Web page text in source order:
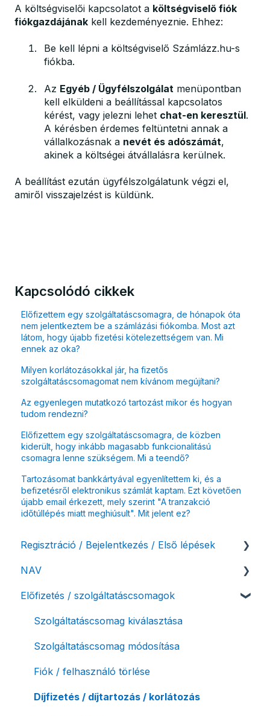
A költségviselői kapcsolatot a költségviselő fiók
fiókgazdájának kell kezdeményeznie. Ehhez:
Be kell lépni a költségviselő Számlázz.hu-s
fiókba.
Az Egyéb / Ügyfélszolgálat menüpontban
kell elküldeni a beállítással kapcsolatos
kérést, vagy jelezni lehet chat-en keresztül.
A kérésben érdemes feltüntetni annak a
vállalkozásnak a nevét és adószámát,
akinek a költségei átvállalásra kerülnek.
A beállítást ezután ügyfélszolgálatunk végzi el,
amiről visszajelzést is küldünk.
Kapcsolódó cikkek
Előfizettem egy szolgáltatáscsomagra, de hónapok óta
nem jelentkeztem be a számlázási fiókomba. Most azt
látom, hogy újabb fizetési kötelezettségem van. Mi
ennek az oka?
Milyen korlátozásokkal jár, ha fizetős
szolgáltatáscsomagomat nem kívánom megújítani?
Az egyenlegen mutatkozó tartozást mikor és hogyan
tudom rendezni?
Előfizettem egy szolgáltatáscsomagra, de közben
kiderült, hogy inkább magasabb funkcionalitású
csomagra lenne szükségem. Mi a teendő?
Tartozásomat bankkártyával egyenlítettem ki, és a
befizetésről elektronikus számlát kaptam. Ezt követően
újabb email érkezett, mely szerint "A tranzakció
időtúllépés miatt meghiúsult". Mit jelent ez?
Regisztráció / Bejelentkezés / Első lépések
Felhasználó beállításai
Számlázási fiók kezdő beállításai, első lépések
NAV
NAV online adatszolgáltatás
Adóhatósági ellenőrzés adatszolgáltatás
NAV pénztárgép feladás (PTGSZLAH)
Számlaverzum
Előfizetés / szolgáltatáscsomagok
Szolgáltatáscsomag kiválasztása
Szolgáltatáscsomag módosítása
Fiók / felhasználó törlése
Díjfizetés / díjtartozás / korlátozás